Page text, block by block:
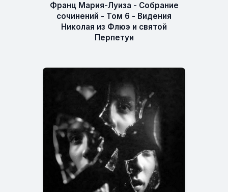
Франц Мария-Луиза - Собрание
сочинений - Том 6 - Видения
Николая из Флюэ и святой
Перпетуи